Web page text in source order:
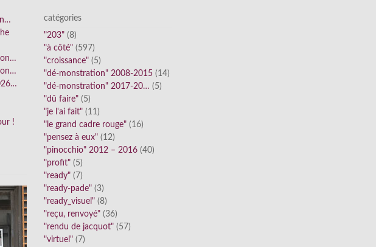
!
catégories
"203" (8)
"à côté" (597)
"croissance" (5)
"dé-monstration" 2008-2015 (14)
"dé-monstration" 2017-20… (5)
"dû faire" (5)
"je l'ai fait" (11)
"le grand cadre rouge" (16)
"pensez à eux" (12)
"pinocchio" 2012 – 2016 (40)
"profit" (5)
"ready" (7)
"ready-pade" (3)
"ready_visuel" (8)
"reçu, renvoyé" (36)
"rendu de jacquot" (57)
"virtuel" (7)